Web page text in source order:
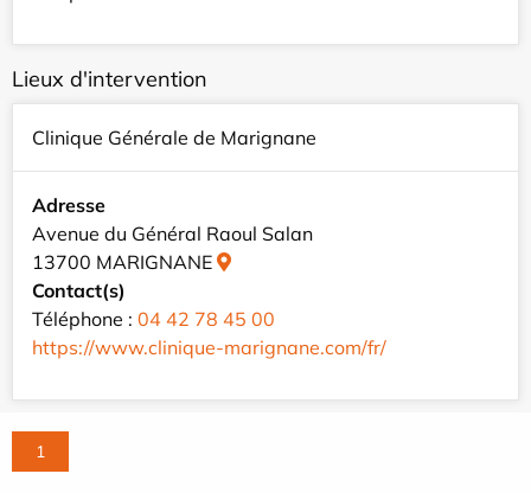
Lieux d'intervention
Clinique Générale de Marignane
Adresse
Avenue du Général Raoul Salan
13700 MARIGNANE
Contact(s)
Téléphone : 04 42 78 45 00
https://www.clinique-marignane.com/fr/
1